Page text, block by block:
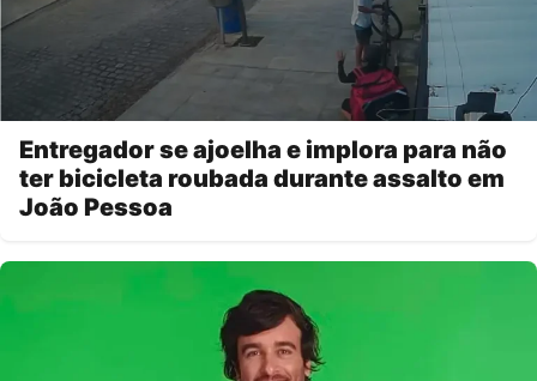
Entregador se ajoelha e implora para não
ter bicicleta roubada durante assalto em
João Pessoa